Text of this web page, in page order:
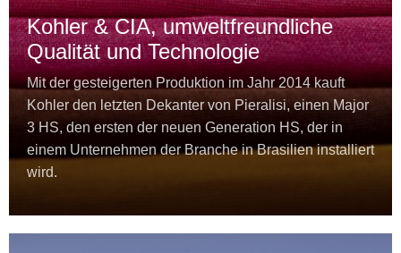
Kohler & CIA, umweltfreundliche
Qualität und Technologie
Mit der gesteigerten Produktion im Jahr 2014 kauft
Kohler den letzten Dekanter von Pieralisi, einen Major
3 HS, den ersten der neuen Generation HS, der in
einem Unternehmen der Branche in Brasilien installiert
wird.